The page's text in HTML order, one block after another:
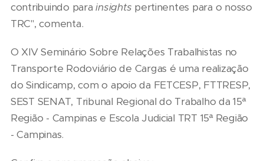
contribuindo parainsights pertinentes para o nosso
TRC", comenta.
O XIV Seminário Sobre Relações Trabalhistas no
Transporte Rodoviário de Cargas é uma realização
do Sindicamp, com o apoio da FETCESP, FTTRESP,
SEST SENAT, Tribunal Regional do Trabalho da 15ª
Região - Campinas e Escola Judicial TRT 15ª Região
- Campinas.